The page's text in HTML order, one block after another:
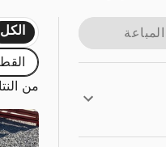
المباعة الكل
من